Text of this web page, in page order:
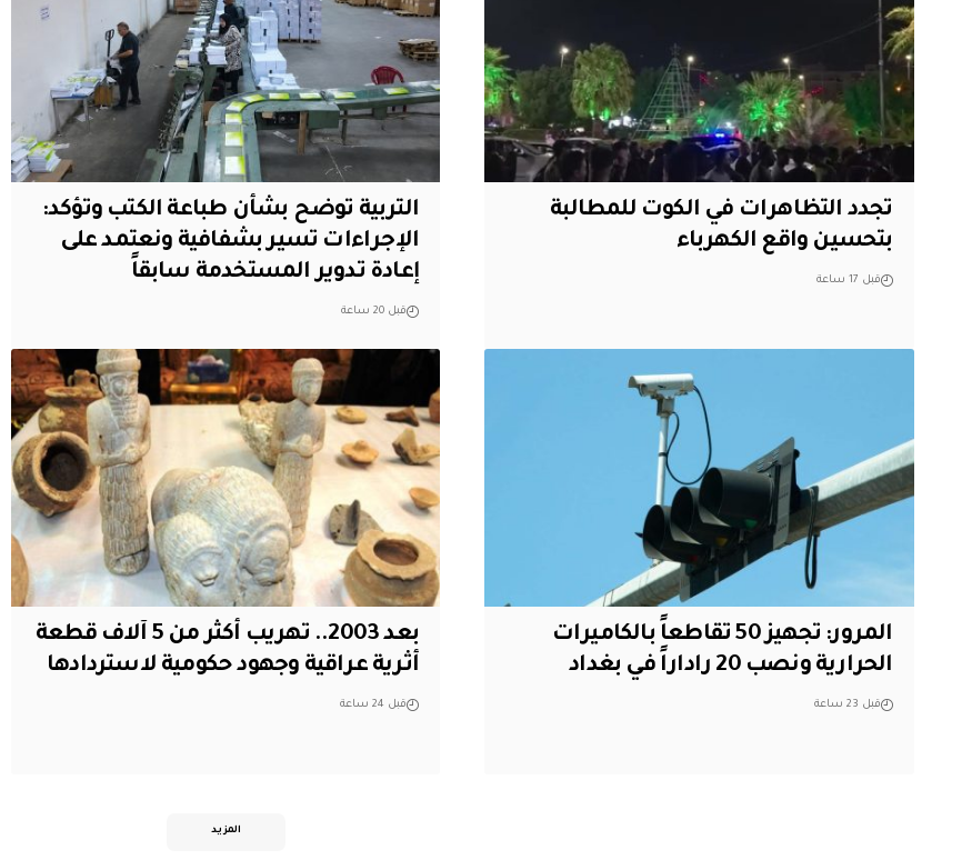
تجدد التظاهرات في الكوت للمطالبة
بتحسين واقع الكهرباء
قبل 17 ساعة
التربية توضح بشأن طباعة الكتب وتؤكد:
الإجراءات تسير بشفافية ونعتمد على
إعادة تدوير المستخدمة سابقاً
قبل 20 ساعة
المرور: تجهيز 50 تقاطعاً بالكاميرات
الحرارية ونصب 20 راداراً في بغداد
قبل 23 ساعة
بعد 2003.. تهريب أكثر من 5 آلاف قطعة
أثرية عراقية وجهود حكومية لاستردادها
قبل 24 ساعة
المزيد